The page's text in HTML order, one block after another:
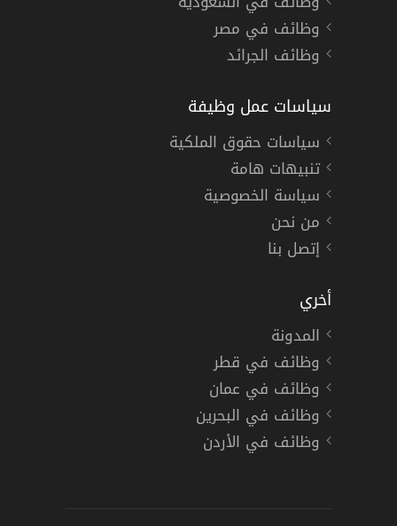
وظائف في مصر
وظائف الجرائد
سياسات عمل وظيفة
سياسات حقوق الملكية
تنبيهات هامة
سياسة الخصوصية
من نحن
إتصل بنا
أخري
المدونة
وظائف في قطر
وظائف في عمان
وظائف في البحرين
وظائف في الأردن